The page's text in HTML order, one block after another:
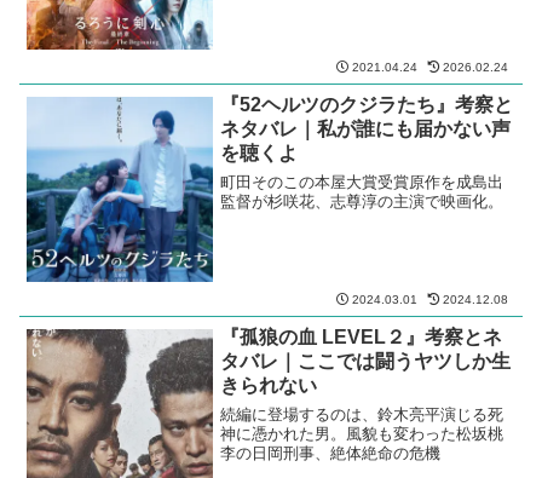
2021.04.24 2026.02.24
『52ヘルツのクジラたち』考察と
ネタバレ｜私が誰にも届かない声
を聴くよ
町田そのこの本屋大賞受賞原作を成島出
監督が杉咲花、志尊淳の主演で映画化。
2024.03.01 2024.12.08
『孤狼の血 LEVEL２』考察とネ
タバレ｜ここでは闘うヤツしか生
きられない
続編に登場するのは、鈴木亮平演じる死
神に憑かれた男。風貌も変わった松坂桃
李の日岡刑事、絶体絶命の危機